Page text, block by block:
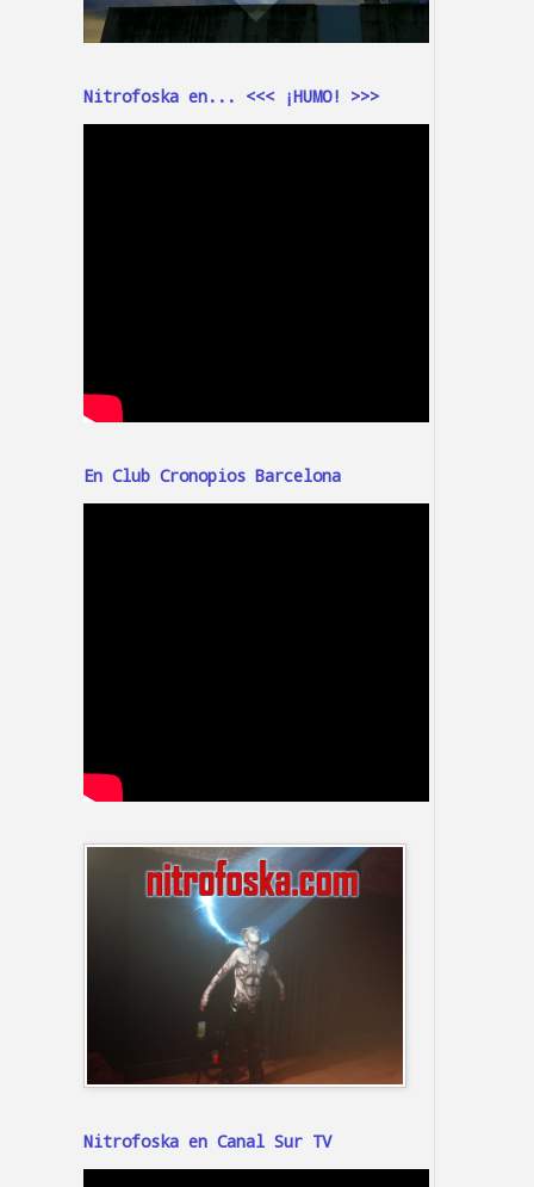
Nitrofoska en... <<< ¡HUMO! >>>
En Club Cronopios Barcelona
Nitrofoska en Canal Sur TV